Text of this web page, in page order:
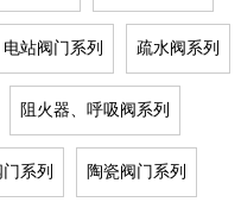
电站阀门系列 疏水阀系列
阻火器、呼吸阀系列
系列 陶瓷阀门系列